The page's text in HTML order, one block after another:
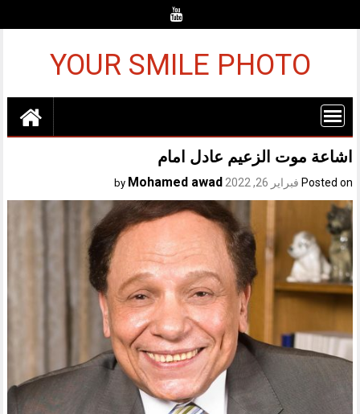
YOUR SMILE PHOTO
اشاعة موت الزعيم عادل امام
Posted on فبراير 26, 2022 Mohamed awad